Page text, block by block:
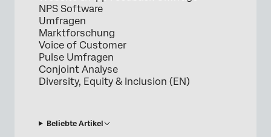
NPS Software
Umfragen
Marktforschung
Voice of Customer
Pulse Umfragen
Conjoint Analyse
Diversity, Equity & Inclusion (EN)
Beliebte Artikel